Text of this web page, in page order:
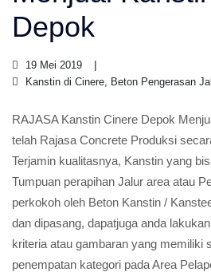
Depok
19 Mei 2019
Kanstin di Cinere, Beton Pengerasan
RAJASA Kanstin Cinere Depok
telah Rajasa Concrete Produksi
Terjamin kualitasnya, Kanstin yang
Tumpuan perapihan Jalur area atau
perkokoh oleh Beton Kanstin /
dan dipasang, dapatjuga anda
kriteria atau gambaran yang memiliki
penempatan kategori pada Area